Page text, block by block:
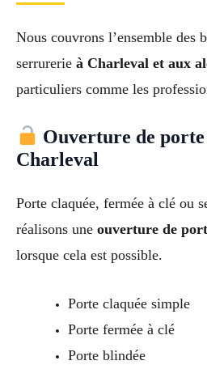
Nous couvrons l’ensemble des
serrurerie à Charleval et aux
particuliers comme les
Ouverture de
Charleval
Porte claquée, fermée à clé ou
réalisons une ouverture de
lorsque cela est possible.
Porte claquée simple
Porte fermée à clé
Porte blindée